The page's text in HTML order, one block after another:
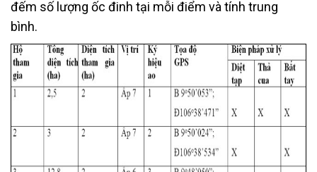
đếm số lượng ốc đinh tại mỗi điểm và tính trung
bình.